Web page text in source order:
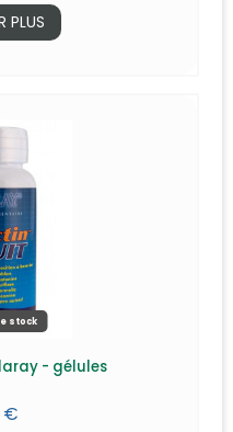
PLUS
stock
- gélules
€